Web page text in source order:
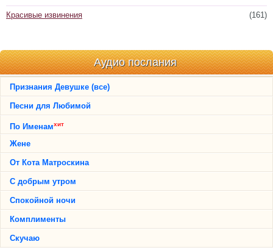
(161)
Красивые извинения
Аудио послания
Признания Девушке (все)
Песни для Любимой
По Именамхит
Жене
От Кота Матроскина
С добрым утром
Спокойной ночи
Комплименты
Скучаю